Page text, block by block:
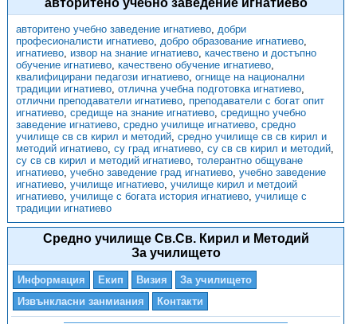
авторитено учебно заведение игнатиево
авторитено учебно заведение игнатиево, добри
професионалисти игнатиево, добро образование игнатиево,
игнатиево, извор на знание игнатиево, качествено и достъпно
обучение игнатиево, качествено обучение игнатиево,
квалифицирани педагози игнатиево, огнище на национални
традиции игнатиево, отлична учебна подготовка игнатиево,
отлични преподаватели игнатиево, преподаватели с богат опит
игнатиево, средище на знание игнатиево, средищно учебно
заведение игнатиево, средно училище игнатиево, средно
училище св св кирил и методий, средно училище св св кирил и
методий игнатиево, су град игнатиево, су св св кирил и методий,
су св св кирил и методий игнатиево, толерантно общуване
игнатиево, учебно заведение град игнатиево, учебно заведение
игнатиево, училище игнатиево, училище кирил и метдоий
игнатиево, училище с богата история игнатиево, училище с
традиции игнатиево
Средно училище Св.Св. Кирил и Методий
За училището
Информация Екип Визия
За училището
Извънкласни занмиания
Контакти